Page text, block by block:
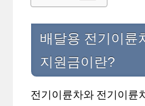
배달용 전기이륜
지원금이란?
전기이륜차와 전기이륜